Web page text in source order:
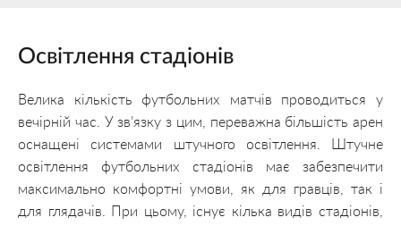
Освітлення стадіонів
Велика кількість футбольних матчів проводиться у
вечірній час. У зв’язку з цим, переважна більшість арен
оснащені системами штучного освітлення. Штучне
освітлення футбольних стадіонів має забезпечити
максимально комфортні умови, як для гравців, так і
для глядачів. При цьому, існує кілька видів стадіонів,